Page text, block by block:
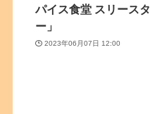
パイス食堂 スリースタ
ー」
2023年06月07日 12:00